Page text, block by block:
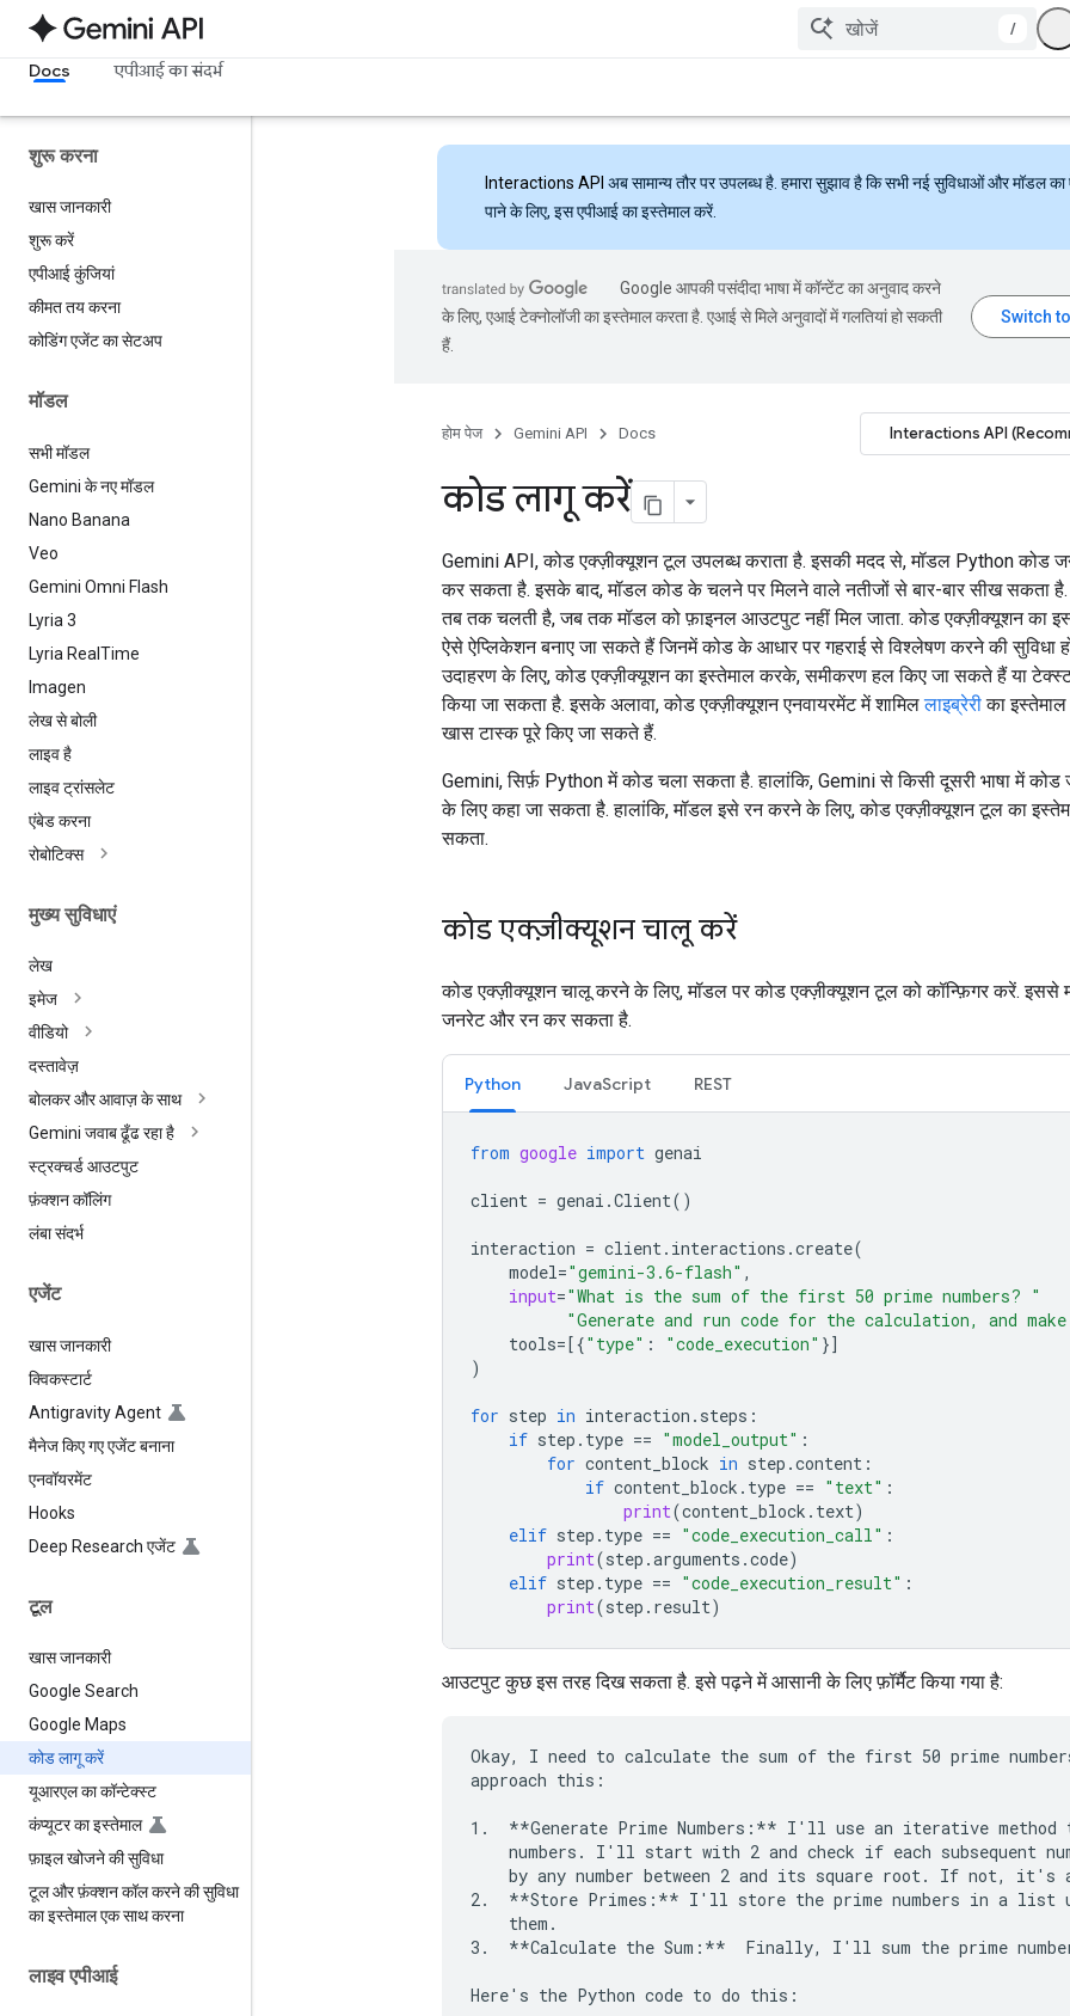
/
Docs एपीआई का संदर्भ
शुरू करना
खास जानकारी
शुरू करें
एपीआई कुंजियां
कीमत तय करना
कोडिंग एजेंट का सेटअप
मॉडल
सभी मॉडल
Gemini के नए मॉडल
Nano Banana
Veo
Gemini Omni Flash
Lyria 3
Lyria Real Time
Imagen
लेख से बोली
लाइव है
लाइव ट्रांसलेट
एंबेड करना
रोबोटिक्स
मुख्य सुविधाएं
लेख
इमेज
वीडियो
दस्तावेज़
बोलकर और आवाज़ के साथ
Gemini जवाब ढूँढ रहा है
स्ट्रक्चर्ड आउटपुट
फ़ंक्शन कॉलिंग
लंबा संदर्भ
एजेंट
खास जानकारी
क्विकस्टार्ट
Antigravity Agent
मैनेज किए गए एजेंट बनाना
एनवॉयरमेंट
Hooks
Deep Research एजेंट
टूल
खास जानकारी
Google Search
Google Maps
कोड लागू करें
यूआरएल का कॉन्टेक्स्ट
कंप्यूटर का इस्तेमाल
फ़ाइल खोजने की सुविधा
टूल और फ़ंक्शन कॉल करने की सुविधा
का इस्तेमाल एक साथ करना
लाइव एपीआई
Interactions API अब सामान्य तौर पर उपलब्ध है. हमारा सुझाव है कि सभी नई सुविधाओं और मॉडल
पाने के लिए, इस एपीआई का इस्तेमाल करें.
Google आपकी पसंदीदा भाषा में कॉन्टेंट का अनुवाद करने
के लिए, एआई टेक्नोलॉजी का इस्तेमाल करता है. एआई से मिले अनुवादों में गलतियां हो सकती
हैं.
होम पेज Gemini API Docs Interactions API
कोड लागू करें
Gemini API, कोड एक्ज़ीक्यूशन टूल उपलब्ध कराता है. इसकी मदद से, मॉडल Python कोड
कर सकता है. इसके बाद, मॉडल कोड के चलने पर मिलने वाले नतीजों से बार-बार सीख सकता
तब तक चलती है, जब तक मॉडल को फ़ाइनल आउटपुट नहीं मिल जाता. कोड एक्ज़ीक्यूशन का
ऐसे ऐप्लिकेशन बनाए जा सकते हैं जिनमें कोड के आधार पर गहराई से विश्लेषण करने की सुविधा
उदाहरण के लिए, कोड एक्ज़ीक्यूशन का इस्तेमाल करके, समीकरण हल किए जा सकते हैं या
किया जा सकता है. इसके अलावा, कोड एक्ज़ीक्यूशन एनवायरमेंट में शामिललाइब्रेरीका
खास टास्क पूरे किए जा सकते हैं.
Gemini, सिर्फ़ Python में कोड चला सकता है. हालांकि, Gemini से किसी दूसरी भाषा में
के लिए कहा जा सकता है. हालांकि, मॉडल इसे रन करने के लिए, कोड एक्ज़ीक्यूशन टूल का
सकता.
कोड एक्ज़ीक्यूशन चालू करें
कोड एक्ज़ीक्यूशन चालू करने के लिए, मॉडल पर कोड एक्ज़ीक्यूशन टूल को कॉन्फ़िगर करें. इससे
जनरेट और रन कर सकता है.
Python JavaScript REST
from google import genai
client = genai .Client()
interaction = client. interactions .create(
model="gemini-3.6-flash" ,
input="What is the sum of the first 50 prime numbers? "
"Generate and run code for the calculation, and
tools=[{"type" : "code_execution" }]
)
for step in interaction . steps :
if step . type == "model_output" :
for content_block in step .content :
if content_block . type == "text" :
print(content_block . text)
elif step . type == "code_execution_call" :
print(step .arguments .code)
elif step . type == "code_execution_result" :
print(step . result)
आउटपुट कुछ इस तरह दिख सकता है. इसे पढ़ने में आसानी के लिए फ़ॉर्मैट किया गया है:
Okay, I need to calculate the sum of the first 50 prime
approach this:
1.  **Generate Prime Numbers:** I'll use an iterative method
numbers. I'll start with 2 and check if each subsequent
by any number between 2 and its square root. If not, it's
2.  **Store Primes:** I'll store the prime numbers in a list
    them.
3.  **Calculate the Sum:**  Finally, I'll sum the prime
Here's the Python code to do this: